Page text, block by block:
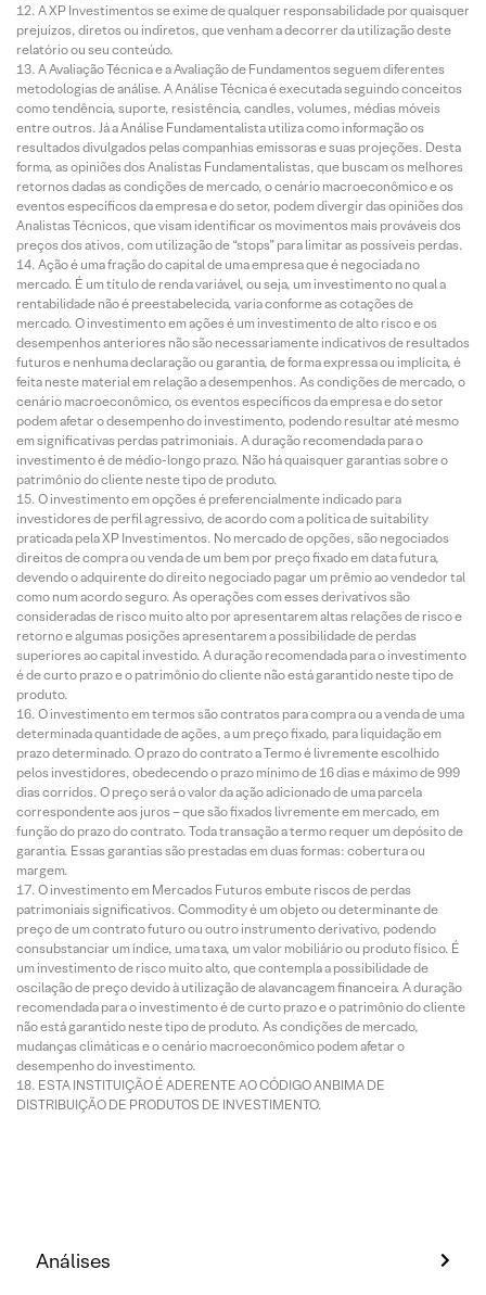
A XP Investimentos se exime de qualquer responsabilidade por quaisquer
prejuízos, diretos ou indiretos, que venham a decorrer da utilização deste
relatório ou seu conteúdo.
A Avaliação Técnica e a Avaliação de Fundamentos seguem diferentes
metodologias de análise. A Análise Técnica é executada seguindo conceitos
como tendência, suporte, resistência, candles, volumes, médias móveis
entre outros. Já a Análise Fundamentalista utiliza como informação os
resultados divulgados pelas companhias emissoras e suas projeções. Desta
forma, as opiniões dos Analistas Fundamentalistas, que buscam os melhores
retornos dadas as condições de mercado, o cenário macroeconômico e os
eventos específicos da empresa e do setor, podem divergir das opiniões dos
Analistas Técnicos, que visam identificar os movimentos mais prováveis dos
preços dos ativos, com utilização de “stops” para limitar as possíveis perdas.
Ação é uma fração do capital de uma empresa que é negociada no
mercado. É um título de renda variável, ou seja, um investimento no qual a
rentabilidade não é preestabelecida, varia conforme as cotações de
mercado. O investimento em ações é um investimento de alto risco e os
desempenhos anteriores não são necessariamente indicativos de resultados
futuros e nenhuma declaração ou garantia, de forma expressa ou implícita, é
feita neste material em relação a desempenhos. As condições de mercado, o
cenário macroeconômico, os eventos específicos da empresa e do setor
podem afetar o desempenho do investimento, podendo resultar até mesmo
em significativas perdas patrimoniais. A duração recomendada para o
investimento é de médio-longo prazo. Não há quaisquer garantias sobre o
patrimônio do cliente neste tipo de produto.
O investimento em opções é preferencialmente indicado para
investidores de perfil agressivo, de acordo com a política de suitability
praticada pela XP Investimentos. No mercado de opções, são negociados
direitos de compra ou venda de um bem por preço fixado em data futura,
devendo o adquirente do direito negociado pagar um prêmio ao vendedor tal
como num acordo seguro. As operações com esses derivativos são
consideradas de risco muito alto por apresentarem altas relações de risco e
retorno e algumas posições apresentarem a possibilidade de perdas
superiores ao capital investido. A duração recomendada para o investimento
é de curto prazo e o patrimônio do cliente não está garantido neste tipo de
produto.
O investimento em termos são contratos para compra ou a venda de uma
determinada quantidade de ações, a um preço fixado, para liquidação em
prazo determinado. O prazo do contrato a Termo é livremente escolhido
pelos investidores, obedecendo o prazo mínimo de 16 dias e máximo de 999
dias corridos. O preço será o valor da ação adicionado de uma parcela
correspondente aos juros – que são fixados livremente em mercado, em
função do prazo do contrato. Toda transação a termo requer um depósito de
garantia. Essas garantias são prestadas em duas formas: cobertura ou
margem.
O investimento em Mercados Futuros embute riscos de perdas
patrimoniais significativos. Commodity é um objeto ou determinante de
preço de um contrato futuro ou outro instrumento derivativo, podendo
consubstanciar um índice, uma taxa, um valor mobiliário ou produto físico. É
um investimento de risco muito alto, que contempla a possibilidade de
oscilação de preço devido à utilização de alavancagem financeira. A duração
recomendada para o investimento é de curto prazo e o patrimônio do cliente
não está garantido neste tipo de produto. As condições de mercado,
mudanças climáticas e o cenário macroeconômico podem afetar o
desempenho do investimento.
ESTA INSTITUIÇÃO É ADERENTE AO CÓDIGO ANBIMA DE
DISTRIBUIÇÃO DE PRODUTOS DE INVESTIMENTO.
Análises